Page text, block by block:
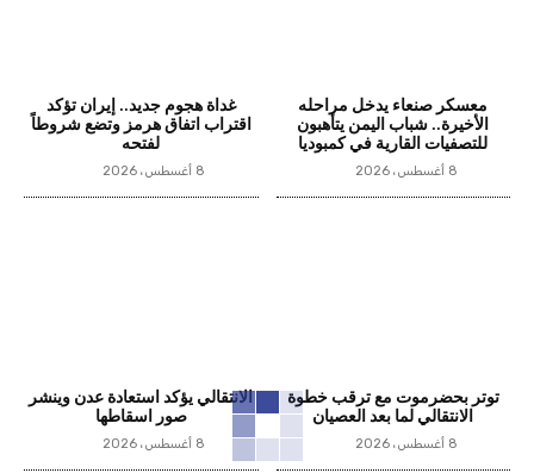
معسكر صنعاء يدخل مراحله
الأخيرة.. شباب اليمن يتأهبون
للتصفيات القارية في كمبوديا
8 أغسطس، 2026
غداة هجوم جديد.. إيران تؤكد
اقتراب اتفاق هرمز وتضع شروطاً
لفتحه
8 أغسطس، 2026
توتر بحضرموت مع ترقب خطوة
الانتقالي لما بعد العصيان
8 أغسطس، 2026
الانتقالي يؤكد استعادة عدن وينشر
صور اسقاطها
8 أغسطس، 2026